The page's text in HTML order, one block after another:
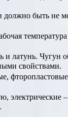
должно быть не
и латунь. Чугун
свойствами.
электрические